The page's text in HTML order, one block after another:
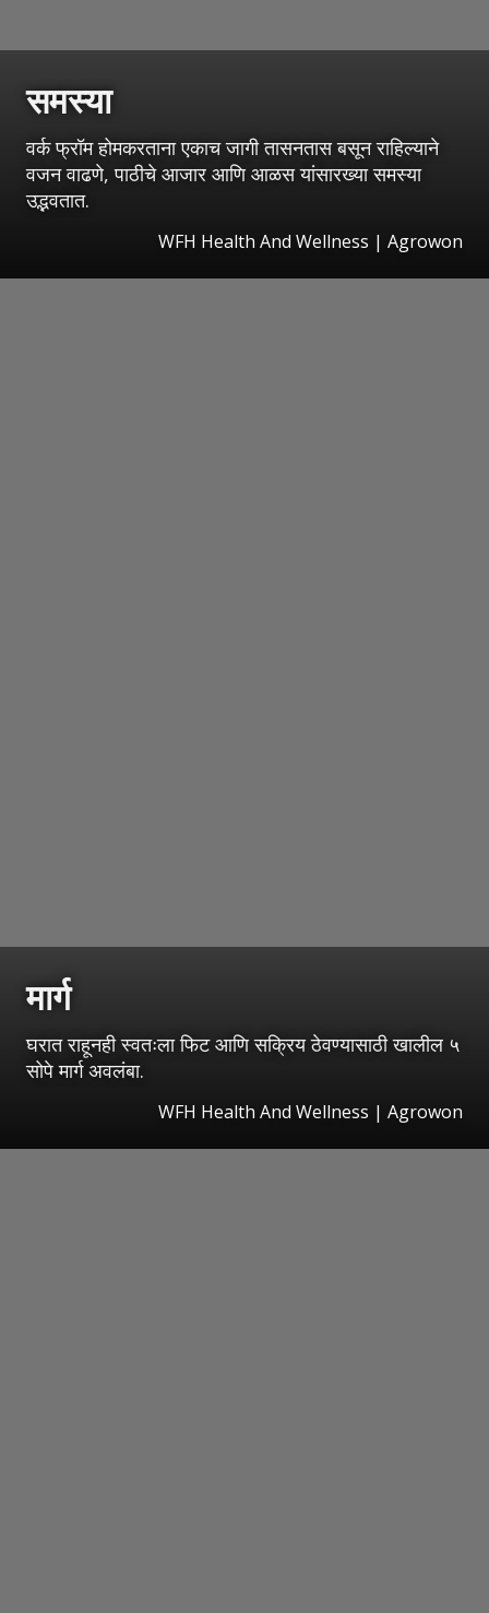
समस्या
वर्क फ्रॉम होमकरताना एकाच जागी तासनतास बसून राहिल्याने
वजन वाढणे, पाठीचे आजार आणि आळस यांसारख्या समस्या
उद्भवतात.
WFH Health And Wellness | Agrowon
मार्ग
घरात राहूनही स्वतःला फिट आणि सक्रिय ठेवण्यासाठी खालील ५
सोपे मार्ग अवलंबा.
WFH Health And Wellness | Agrowon